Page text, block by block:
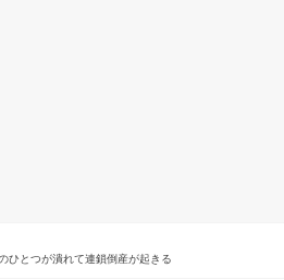
とつが潰れて連鎖倒産が起きる